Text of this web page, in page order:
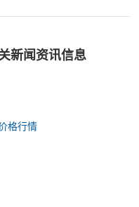
新闻资讯信息
格行情